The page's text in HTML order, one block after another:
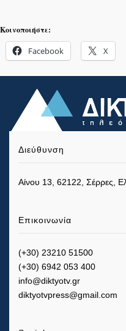
Κοινοποιήστε:
Facebook X
Διεύθυνση
Αίνου 13, 62122, Σέρρες,
Επικοινωνία
(+30) 23210 51500
(+30) 6942 053 400
info@diktyotv.gr
diktyotvpress@gmail.com